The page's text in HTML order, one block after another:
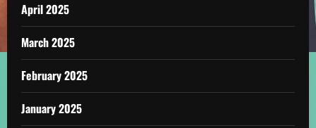
April 2025
March 2025
February 2025
January 2025